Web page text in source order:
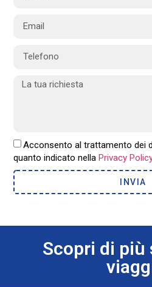
Acconsento al trattamento dei
quanto indicato nellaPrivacy
INVIA
Scopri di più